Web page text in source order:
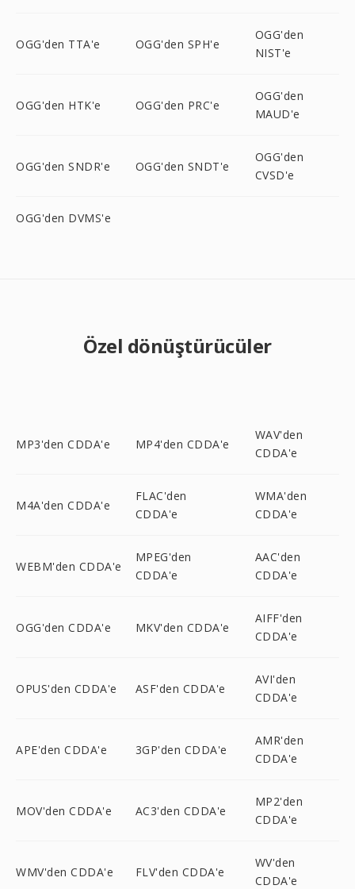
OGG'den TTA'e OGG'den SPH'e
OGG'den
NIST'e
OGG'den HTK'e OGG'den PRC'e
OGG'den
MAUD'e
OGG'den SNDR'e OGG'den SNDT'e
OGG'den
CVSD'e
OGG'den DVMS'e
Özel dönüştürücüler
MP3'den CDDA'e MP4'den CDDA'e
WAV'den
CDDA'e
M4A'den CDDA'e
FLAC'den
CDDA'e
WMA'den
CDDA'e
WEBM'den CDDA'e
MPEG'den
CDDA'e
AAC'den
CDDA'e
OGG'den CDDA'e MKV'den CDDA'e
AIFF'den
CDDA'e
OPUS'den CDDA'e ASF'den CDDA'e
AVI'den
CDDA'e
APE'den CDDA'e 3GP'den CDDA'e
AMR'den
CDDA'e
MOV'den CDDA'e AC3'den CDDA'e
MP2'den
CDDA'e
WMV'den CDDA'e FLV'den CDDA'e
WV'den
CDDA'e